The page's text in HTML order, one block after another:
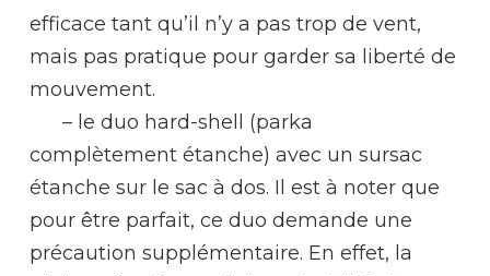
efficace tant qu’il n’y a pas trop de vent,
mais pas pratique pour garder sa liberté de
mouvement.
– le duo hard-shell (parka
complètement étanche) avec un sursac
étanche sur le sac à dos. Il est à noter que
pour être parfait, ce duo demande une
précaution supplémentaire. En effet, la